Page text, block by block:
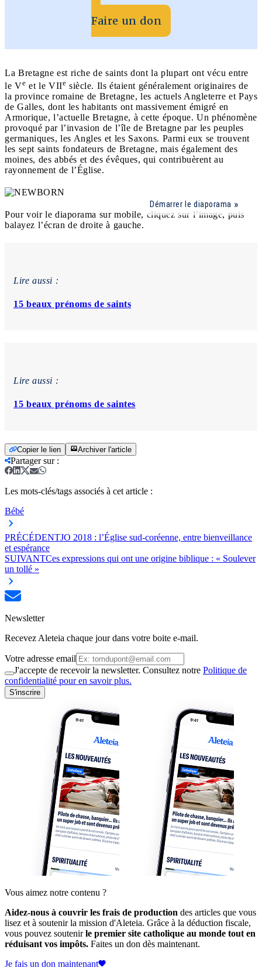
Faire un don
La Bretagne est riche de saints dont la plupart ont vécu entre
le Ve et le VIIe siècle. Ils étaient généralement originaires de
la province romaine de Bretagne, les actuels Angleterre et Pays
de Galles, dont les habitants ont massivement émigré en
Armorique, l’actuelle Bretagne, à cette époque. Un phénomène
provoqué par l’invasion de l’île de Bretagne par les peuples
germaniques, les Angles et les Saxons. Parmi eux se trouvent
les sept saints fondateurs de Bretagne, mais également des
moines, des abbés et des évêques, qui contribuèrent au
rayonnement de l’Église.
Démarrer le diaporama
Pour voir le diaporama sur mobile, cliquez sur l’image, puis
balayez l’écran de droite à gauche.
Lire aussi :
15 beaux prénoms de saints
Lire aussi :
15 beaux prénoms de saintes
Copier le lien Archiver l'article
Partager sur:
Les mots-clés/tags associés à cet article :
Bébé
PRÉCÉDENTJO 2018 : l’Église sud-coréenne, entre bienveillance
et espérance
SUIVANTCes expressions qui ont une origine biblique : « Soulever
un tollé »
Newsletter
Recevez Aleteia chaque jour dans votre boite e-mail.
Votre adresse email
J'accepte de recevoir la newsletter. Consultez notre Politique de
confidentialité pour en savoir plus.
S'inscrire
Vous aimez notre contenu ?
Aidez-nous à couvrir les frais de production des articles que vous
lisez et à soutenir la mission d'Aleteia. Grâce à la déduction fiscale,
vous pouvez soutenirle premier site catholique au monde tout en
réduisant vos impôts. Faites un don dès maintenant.
Je fais un don maintenant